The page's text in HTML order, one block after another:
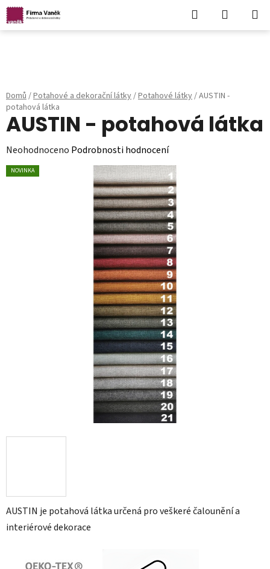
Hledat
KOŠÍK
Domů/Potahové a dekorační látky/Potahové látky/AUSTIN -
potahová látka
AUSTIN je potahová látka určená pro veškeré čalounění a
interiérové dekorace
AUSTIN - potahová látka
Průměrné
hodnocení
Neohodnoceno Podrobnosti hodnocení
NOVINKA